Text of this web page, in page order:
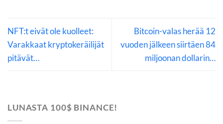
NFT:t eivät ole kuolleet:
Varakkaat kryptokeräilijät
pitävät…
Bitcoin-valas herää 12
vuoden jälkeen siirtäen 84
miljoonan dollarin…
LUNASTA 100$ BINANCE!